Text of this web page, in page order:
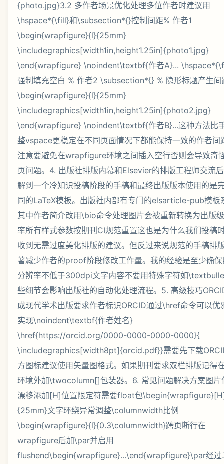
{photo.jpg}3.2 多作者场景优化处理多位作者时建议用
\hspace*{\fill}和\subsection*{}控制间距% 作者1
\begin{wrapfigure}{l}{25mm}
\includegraphics[width1in,height1.25in]{photo1.jpg}
\end{wrapfigure} \noindent\textbf{作者A}...
强制填充空白 % 作者2 \subsection*{} % 隐形标题产生间
\begin{wrapfigure}{l}{25mm}
\includegraphics[width1in,height1.25in]{photo2.jpg}
\end{wrapfigure} \noindent\textbf{作者B}...这种方法比
整vspace更稳定在不同页面情况下都能保持一致的作者间
注意要避免在wrapfigure环境之间插入空行否则会导致奇
页问题。4. 出版社排版内幕和Elsevier的排版工程师交流
解到一个冷知识投稿阶段的手稿和最终出版版本使用的是
同的LaTeX模板。出版社内部有专门的elsarticle-pub模板
其中作者简介改用\bio命令处理图片会被重新转换为出版
率所有样式参数按期刊CI规范重置这也是为什么我们投稿
收到无需过度美化排版的建议。但反过来说规范的手稿排
著减少作者的proof阶段修改工作量。我的经验是至少确
分辨率不低于300dpi文字内容不要用特殊字符如
些细节会影响出版社的自动化处理流程。5. 高级技巧
成现代学术出版要求作者标识ORCID通过\href命令可以优
实现\noindent\textbf{作者姓名}
\href{https://orcid.org/0000-0000-0000-0000}{
\includegraphics[width8pt]{orcid.pdf}}需要先下载
方图标建议使用矢量图格式。如果期刊要求双栏排版记得
环境外加\twocolumn[]包装器。6. 常见问题解决方案图片
漂移添加[H]位置限定符需要float包
{25mm}文字环绕异常调整\columnwidth比例
\begin{wrapfigure}{l}{0.3\columnwidth}跨页断行在
wrapfigure后加\par并启用
flushend\begin{wrapfigure}...\end{wrapfigure}\par经过